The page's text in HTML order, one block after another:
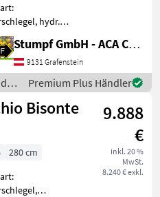
hydr.
seitliche
des
Maschio
Stumpf GmbH - ACA Center Stumpf
9131 Grafenstein
Premium Plus Händler
Bisonte
9.888
€
inkl. 20 %
MwSt.
8.240 € exkl.
280 cm